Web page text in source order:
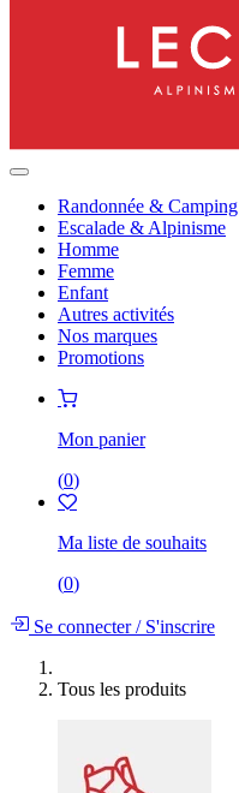
Randonnée & Camping
Escalade & Alpinisme
Homme
Femme
Enfant
Autres activités
Nos marques
Promotions
Mon panier
(0)
Ma liste de souhaits
(0)
Se connecter/S'inscrire
Tous les produits